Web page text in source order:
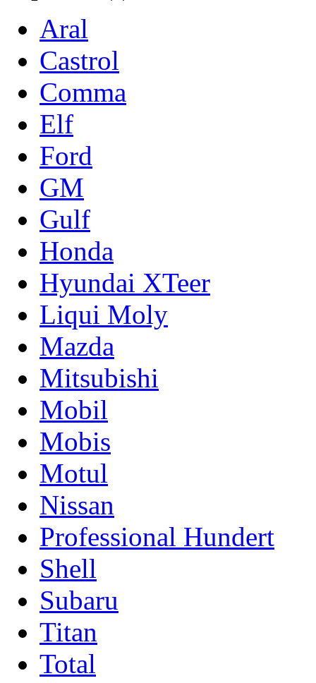
Aral
Castrol
Comma
Elf
Ford
GM
Gulf
Honda
Hyundai XTeer
Liqui Moly
Mazda
Mitsubishi
Mobil
Mobis
Motul
Nissan
Professional Hundert
Shell
Subaru
Titan
Total